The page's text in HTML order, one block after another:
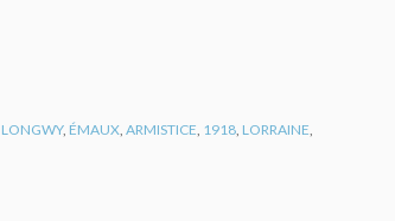
LONGWY, ÉMAUX ,ARMISTICE 1918 LORRAINE